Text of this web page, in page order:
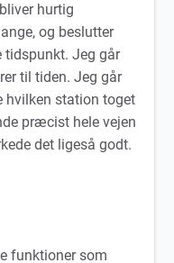
hurtig
og beslutter
tidspunkt. Jeg går
til tiden. Jeg går
hvilken station toget
præcist hele vejen
det ligeså godt.
funktioner som